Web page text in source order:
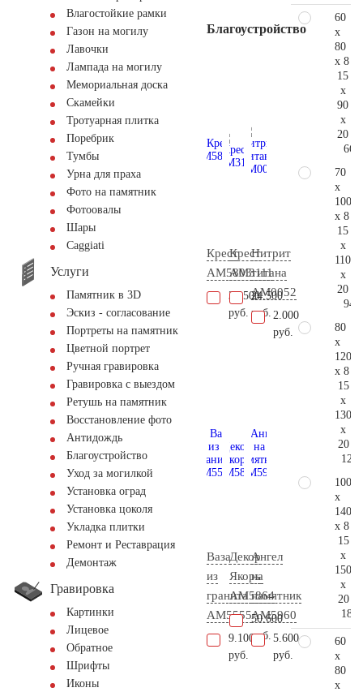
Влагостойкие рамки
Газон на могилу
Лавочки
Лампада на могилу
Мемориальная доска
Скамейки
Тротуарная плитка
Поребрик
Тумбы
Урна для праха
Фото на памятник
Фотоовалы
Шары
Сaggiati
Услуги
Памятник в 3D
Эскиз - согласование
Портреты на памятник
Цветной портрет
Ручная гравировка
Гравировка с выездом
Ретушь на памятник
Восстановление фото
Антидождь
Благоустройство
Уход за могилкой
Установка оград
Установка цоколя
Укладка плитки
Ремонт и Реставрация
Демонтаж
Гравировка
Картинки
Лицевое
Обратное
Шрифты
Иконы
Благоустройство
Крест
AM5803
34.500
руб.
Крест
AM3111
24.500
руб.
Нитрит
титана
AM0052
2.000
руб.
Ваза
из
гранита
AM5555
9.100
руб.
Декор
Якорь
AM5864
50.600
руб.
Ангел
на
памятник
AM5960
5.600
руб.
60
x
80
x 8
15
x
90
x
20
70
x
100
x 8
15
x
110
x
20
80
x
120
x 8
15
x
130
x
20
100
x
140
x 8
15
x
150
x
20
60
x
80
x